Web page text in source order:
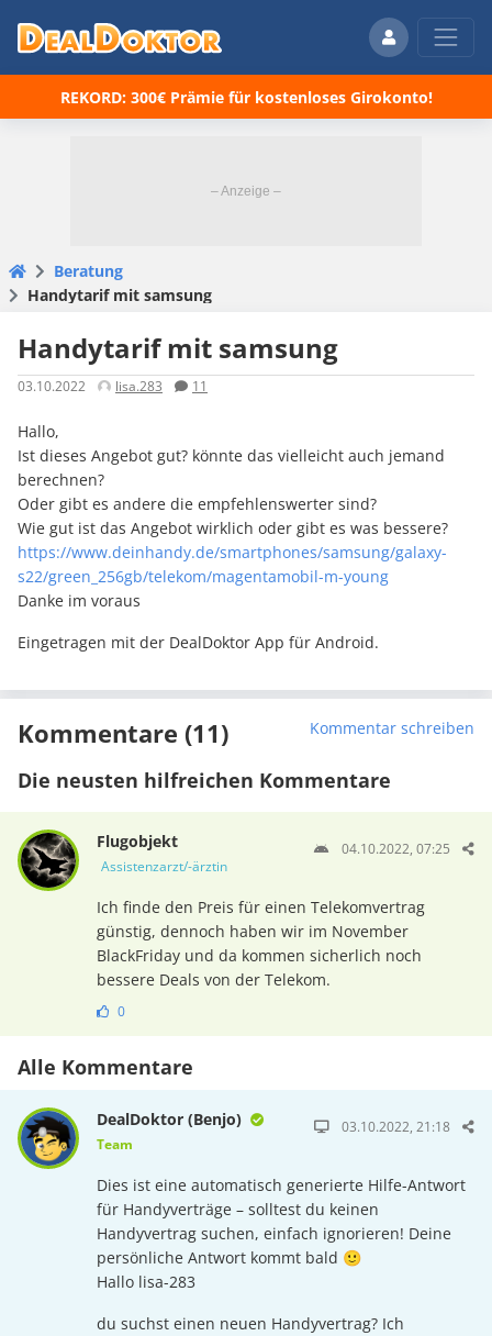
REKORD: 300€ Prämie für kostenloses Girokonto!
Beratung
Handytarif mit samsung
Handytarif mit samsung
03.10.2022 lisa.283 11
Hallo,
Ist dieses Angebot gut? könnte das vielleicht auch jemand
berechnen?
Oder gibt es andere die empfehlenswerter sind?
Wie gut ist das Angebot wirklich oder gibt es was bessere?
https://www.deinhandy.de/smartphones/samsung/galaxy-
s22/green_256gb/telekom/magentamobil-m-young
Danke im voraus
Eingetragen mit der DealDoktor App für Android.
Kommentare (11) Kommentar schreiben
Die neusten hilfreichen Kommentare
Flugobjekt
Assistenzarzt/-ärztin
04.10.2022, 07:25
Ich finde den Preis für einen Telekomvertrag
günstig, dennoch haben wir im November
BlackFriday und da kommen sicherlich noch
bessere Deals von der Telekom.
0
Alle Kommentare
DealDoktor (Benjo)
Team
03.10.2022, 21:18
Dies ist eine automatisch generierte Hilfe-Antwort
für Handyverträge – solltest du keinen
Handyvertrag suchen, einfach ignorieren! Deine
persönliche Antwort kommt bald 🙂
Hallo lisa-283
du suchst einen neuen Handyvertrag? Ich